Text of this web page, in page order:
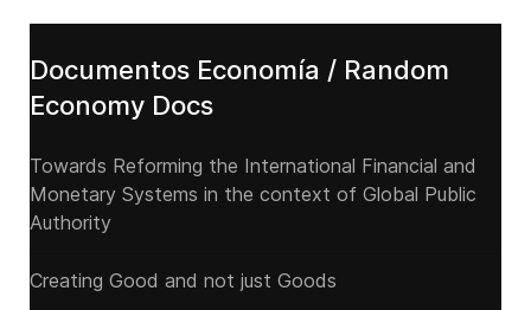
Documentos Economía / Random
Economy Docs
Towards Reforming the International Financial and
Monetary Systems in the context of Global Public
Authority
Creating Good and not just Goods